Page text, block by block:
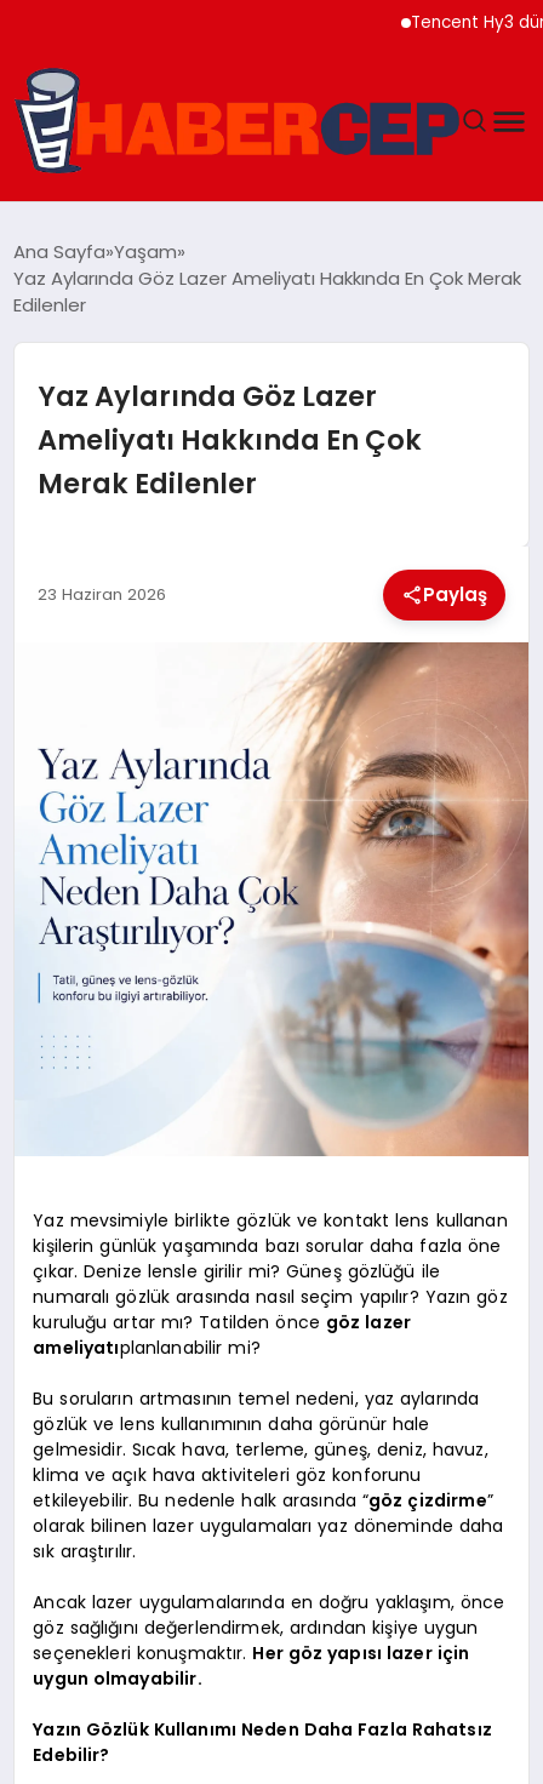
Tencent Hy3 dünya
GÜNDEM
SOSYAL MEDYA
Ana Sayfa Yaşam
Yaz Aylarında Göz Lazer Ameliyatı Hakkında En Çok Merak
Edilenler
Yaz Aylarında Göz Lazer
Ameliyatı Hakkında En Çok
Merak Edilenler
23 Haziran 2026 Paylaş
Yaz mevsimiyle birlikte gözlük ve kontakt lens kullanan
kişilerin günlük yaşamında bazı sorular daha fazla öne
çıkar. Denize lensle girilir mi? Güneş gözlüğü ile
numaralı gözlük arasında nasıl seçim yapılır? Yazın göz
kuruluğu artar mı? Tatilden önce göz lazer
ameliyatıplanlanabilir mi?
Bu soruların artmasının temel nedeni, yaz aylarında
gözlük ve lens kullanımının daha görünür hale
gelmesidir. Sıcak hava, terleme, güneş, deniz, havuz,
klima ve açık hava aktiviteleri göz konforunu
etkileyebilir. Bu nedenle halk arasında “göz çizdirme”
olarak bilinen lazer uygulamaları yaz döneminde daha
sık araştırılır.
Ancak lazer uygulamalarında en doğru yaklaşım, önce
göz sağlığını değerlendirmek, ardından kişiye uygun
seçenekleri konuşmaktır. Her göz yapısı lazer için
uygun olmayabilir.
Yazın Gözlük Kullanımı Neden Daha Fazla Rahatsız
Edebilir?